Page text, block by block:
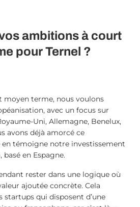
ambitions à court
pour Ternel ?
moyen terme, nous voulons
avec un focus sur
Uni, Allemagne, Benelux,
avons déjà amorcé ce
témoigne notre investissement
en Espagne.
rester dans une logique où
ajoutée concrète. Cela
qui disposent d’une